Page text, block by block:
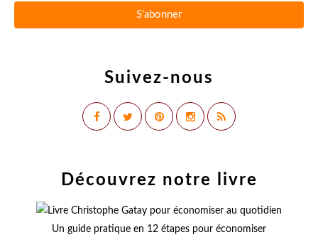
Suivez-nous
Découvrez notre livre
Un guide pratique en 12 étapes pour économiser